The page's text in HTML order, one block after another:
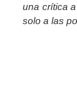
una crítica
solo a las